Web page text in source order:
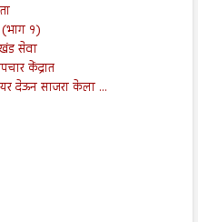
१)
सेवा
केंद्रात
देऊन साजरा केला ...